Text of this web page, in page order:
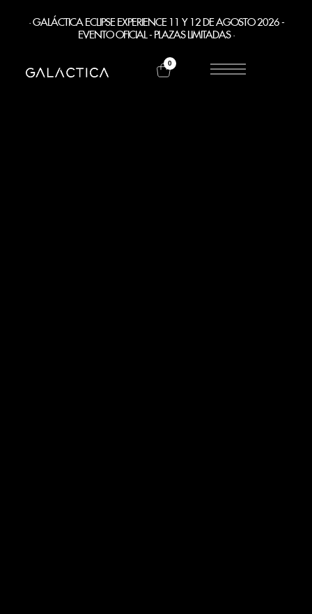
· GALÁCTICA ECLIPSE EXPERIENCE 11 Y 12 DE AGOSTO 2026 -
EVENTO OFICIAL - PLAZAS LIMITADAS ·
0